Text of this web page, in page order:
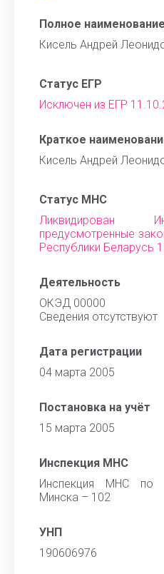
Полное наименование
Кисель Андрей
Статус ЕГР
Исключен из ЕГР
Краткое
Кисель Андрей
Статус МНС
Ликвидирован
предусмотренные
Республики Беларусь
Деятельность
ОКЭД 00000
Cведения отсутствуют
Дата регистрации
04 марта 2005
Постановка на учёт
15 марта 2005
Инспекция МНС
Инспекция МНС по
Минска – 102
УНП
190606976